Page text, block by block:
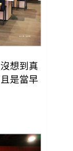
想到真
是當早